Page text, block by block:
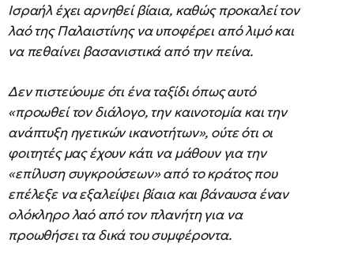
Ισραήλ έχει αρνηθεί βίαια, καθώς προκαλεί τον
λαό της Παλαιστίνης να υποφέρει από λιμό και
να πεθαίνει βασανιστικά από την πείνα.
Δεν πιστεύουμε ότι ένα ταξίδι όπως αυτό
«προωθεί τον διάλογο, την καινοτομία και την
ανάπτυξη ηγετικών ικανοτήτων», ούτε ότι οι
φοιτητές μας έχουν κάτι να μάθουν για την
«επίλυση συγκρούσεων» από το κράτος που
επέλεξε να εξαλείψει βίαια και βάναυσα έναν
ολόκληρο λαό από τον πλανήτη για να
προωθήσει τα δικά του συμφέροντα.